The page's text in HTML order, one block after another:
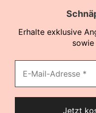
Erhalte exklusive